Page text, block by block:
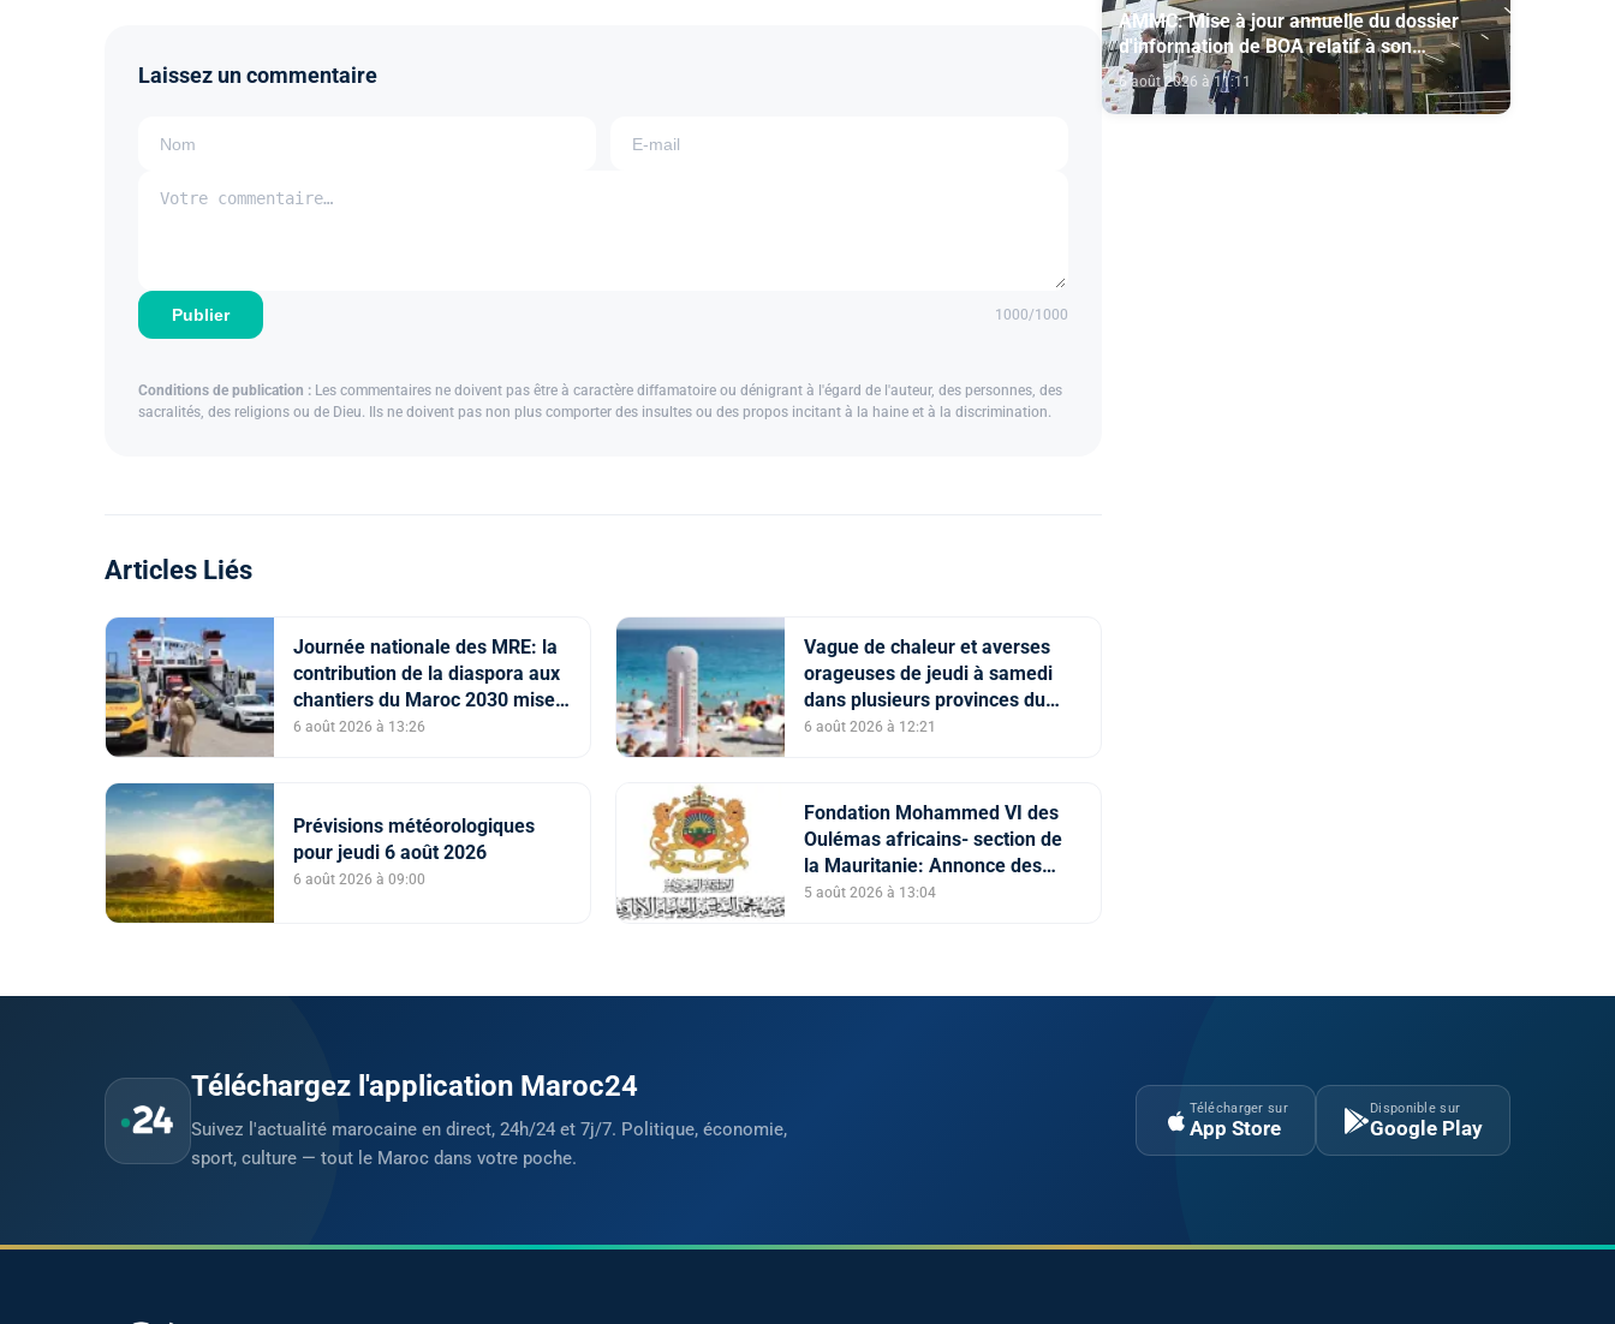
Laissez un commentaire
Publier 1000/1000
Conditions de publication : Les commentaires ne doivent pas être à caractère diffamatoire ou dénigrant à l'égard de l'auteur, des personnes, des
sacralités, des religions ou de Dieu. Ils ne doivent pas non plus comporter des insultes ou des propos incitant à la haine et à la discrimination.
Articles Liés
Journée nationale des MRE: la
contribution de la diaspora aux
chantiers du Maroc 2030 mise
en avant
6 août 2026 à 13:26
Vague de chaleur et averses
orageuses de jeudi à samedi
dans plusieurs provinces du
Royaume (Bulletin d'alerte)
6 août 2026 à 12:21
Prévisions météorologiques
pour jeudi 6 août 2026
6 août 2026 à 09:00
Fondation Mohammed VI des
Oulémas africains- section de
la Mauritanie: Annonce des
qualifiés au concours des
5 août 2026 à 13:04
AMMC: Mise à jour annuelle du dossier
d'information de BOA relatif à son
programme d'émission de certificats de
dépôt
6 août 2026 à 11:11
Téléchargez l'application Maroc24
Suivez l'actualité marocaine en direct, 24h/24 et 7j/7. Politique, économie,
sport, culture — tout le Maroc dans votre poche.
Télécharger sur
App Store
Disponible sur
Google Play